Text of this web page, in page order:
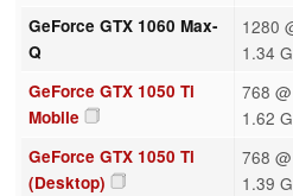
GeForce GTX 1060 Max-
Q
1280
1.34
GeForce GTX 1050 Ti
Mobile
768
1.62
GeForce GTX 1050 Ti
(Desktop)
768
1.39